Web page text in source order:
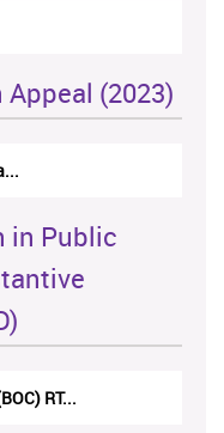
(2023)
in Public
RT...